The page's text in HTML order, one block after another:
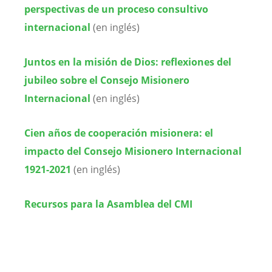
perspectivas de un proceso consultivo
internacional (en inglés)
Juntos en la misión de Dios: reflexiones del
jubileo sobre el Consejo Misionero
Internacional (en inglés)
Cien años de cooperación misionera: el
impacto del Consejo Misionero Internacional
1921-2021 (en inglés)
Recursos para la Asamblea del CMI